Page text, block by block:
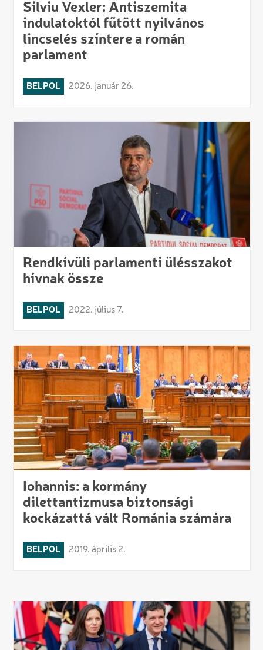
Silviu Vexler: Antiszemita
indulatoktól fűtött nyilvános
lincselés színtere a román
parlament
BELPOL 2026. január 26.
Rendkívüli parlamenti ülésszakot
hívnak össze
BELPOL 2022. július 7.
Iohannis: a kormány
dilettantizmusa biztonsági
kockázattá vált Románia számára
BELPOL 2019. április 2.